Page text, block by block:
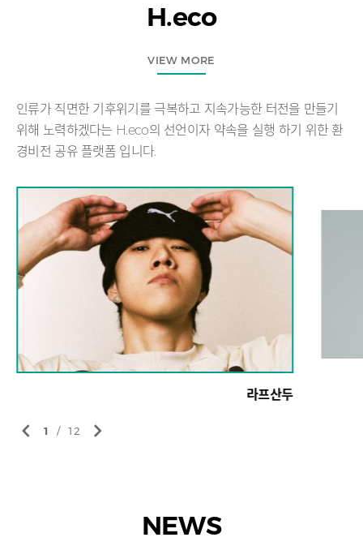
H.eco
VIEW MORE
인류가 직면한 기후위기를 극복하고 지속가능한 터전을 만들기
위해 노력하겠다는 H.eco의 선언이자 약속을 실행 하기 위한 환
경비전 공유 플랫폼 입니다.
라프산두
1 / 12
NEWS